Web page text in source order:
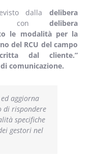
dalla delibera
con delibera
le modalità per la
del RCU del campo
dal cliente.”
comunicazione.
aggiorna
di rispondere
specifiche
gestori nel